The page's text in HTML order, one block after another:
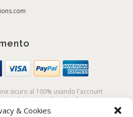
& Cookies
sicuro al 100% usando l'account
facendo unbonifico bancario